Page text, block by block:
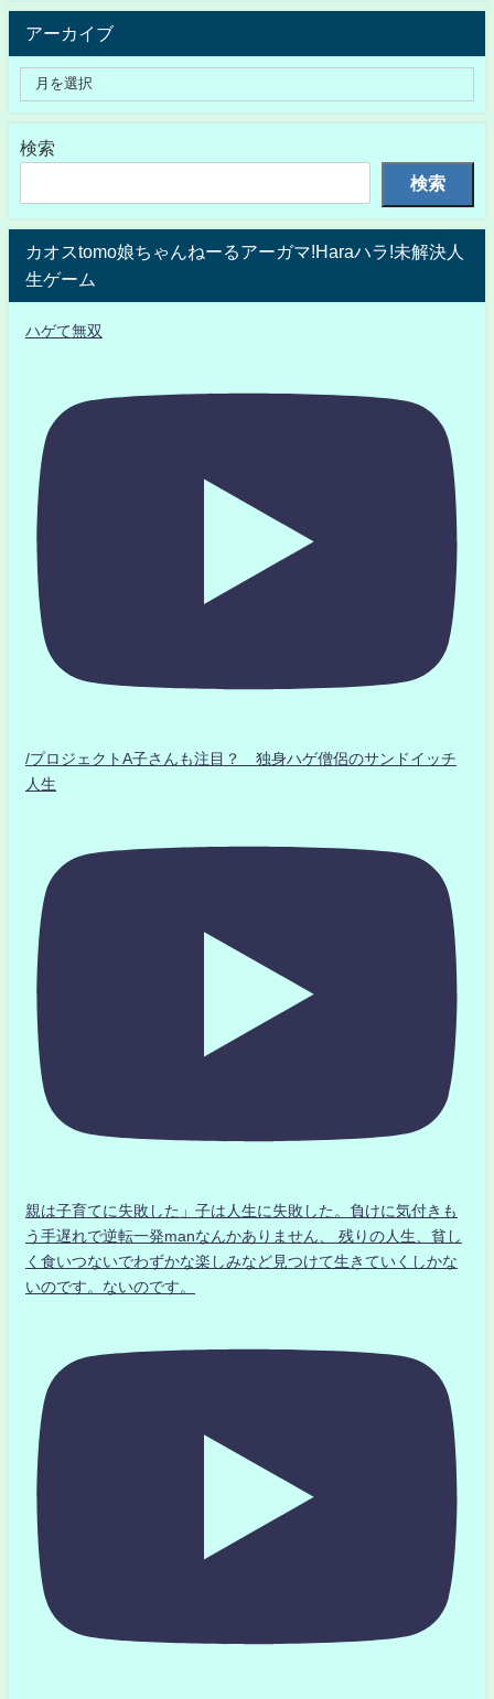
アーカイブ
検索
検索
カオスtomo娘ちゃんねーるアーガマ!Haraハラ!未解決人
生ゲーム
ハゲて無双
/プロジェクトA子さんも注目？ 独身ハゲ僧侶のサンドイッチ
人生
親は子育てに失敗した」子は人生に失敗した。負けに気付きも
う手遅れで逆転一発manなんかありません、 残りの人生、貧し
く食いつないでわずかな楽しみなど見つけて生きていくしかな
いのです。ないのです。